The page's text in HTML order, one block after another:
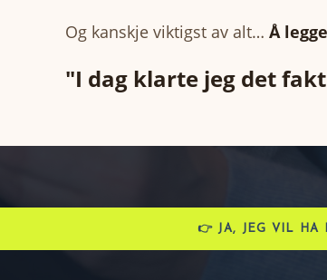
Og kanskje viktigst av alt… Å
"I dag klarte jeg det
👉 JA, JEG VIL HA